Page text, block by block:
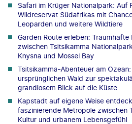
Safari im Krüger Nationalpark: Auf
Wildreservat Südafrikas mit
Leoparden und weitere Wildtiere
Garden Route erleben:
zwischen Tsitsikamma
Knysna und Mossel Bay
Tsitsikamma-Abenteuer am
ursprünglichen Wald zur
grandiosem Blick auf die Küste
Kapstadt auf eigene Weise
faszinierende Metropole zwischen
Kultur und urbanem Lebensgefühl